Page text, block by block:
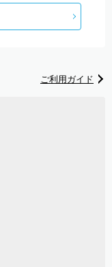
ご利用ガイド